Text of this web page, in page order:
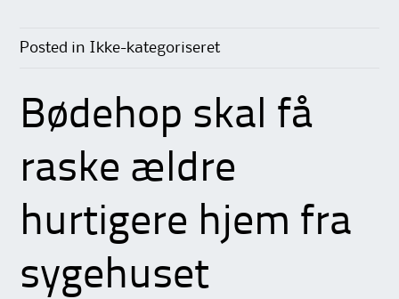
Posted in Ikke-kategoriseret
Bødehop skal få
raske ældre
hurtigere hjem fra
sygehuset